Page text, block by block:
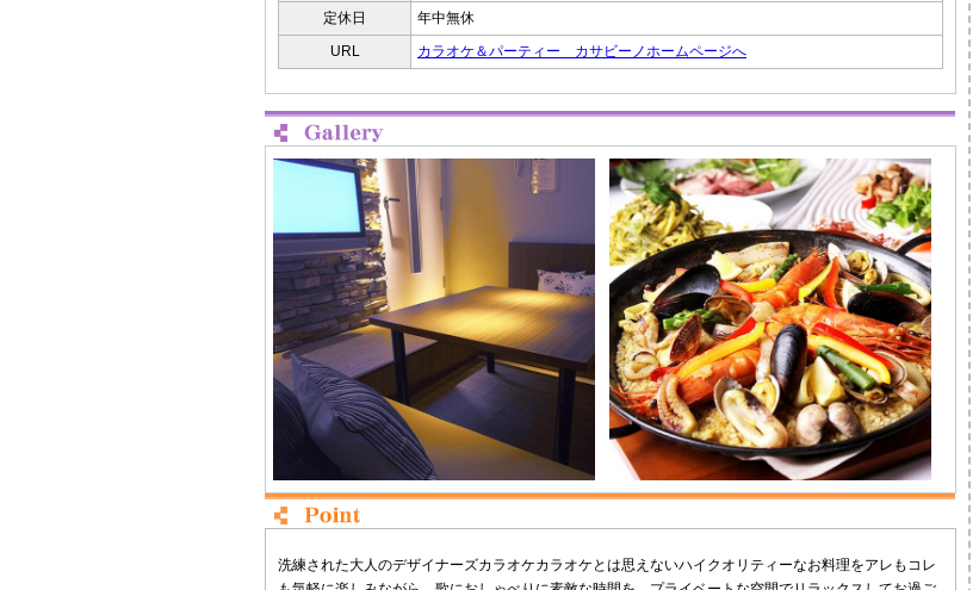
定休日
年中無休
URL
カラオケ＆パーティー カサビーノホームページへ
洗練された大人のデザイナーズカラオケカラオケとは思えないハイクオリティーなお料理をアレもコレ